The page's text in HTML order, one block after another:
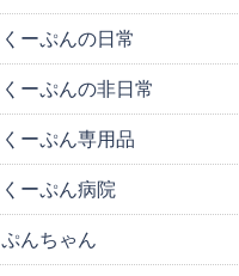
くーぷんの日常
くーぷんの非日常
くーぷん専用品
くーぷん病院
ぷんちゃん